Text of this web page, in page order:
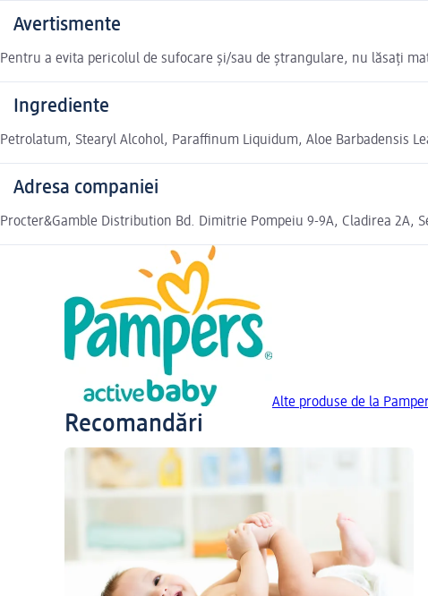
Avertismente
Pentru a evita pericolul de sufocare și/sau de ștrangulare, nu lăsați
Ingrediente
Petrolatum, Stearyl Alcohol, Paraffinum Liquidum, Aloe Barbadensis
Adresa companiei
Procter&Gamble Distribution Bd. Dimitrie Pompeiu 9-9A, Cladirea 2A,
Alte produse de la
Recomandări